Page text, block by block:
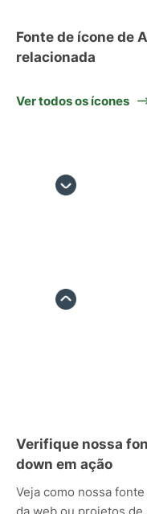
Fonte de ícone de
relacionada
Ver todos os ícones
Verifique nossa
down em ação
Veja como nossa